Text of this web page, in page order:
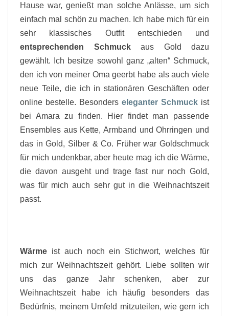
Hause war, genießt man solche Anlässe, um sich
einfach mal schön zu machen. Ich habe mich für ein
sehr klassisches Outfit entschieden und
entsprechenden Schmuckaus Gold dazu
gewählt. Ich besitze sowohl ganz „alten“ Schmuck,
den ich von meiner Oma geerbt habe als auch viele
neue Teile, die ich in stationären Geschäften oder
online bestelle. Besonders eleganter Schmuck ist
bei Amara zu finden. Hier findet man passende
Ensembles aus Kette, Armband und Ohrringen und
das in Gold, Silber & Co. Früher war Goldschmuck
für mich undenkbar, aber heute mag ich die Wärme,
die davon ausgeht und trage fast nur noch Gold,
was für mich auch sehr gut in die Weihnachtszeit
passt.
Wärme ist auch noch ein Stichwort, welches für
mich zur Weihnachtszeit gehört. Liebe sollten wir
uns das ganze Jahr schenken, aber zur
Weihnachtszeit habe ich häufig besonders das
Bedürfnis, meinem Umfeld mitzuteilen, wie gern ich